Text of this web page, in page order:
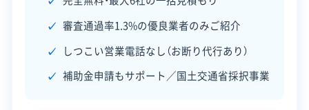
安全対
ク管理
違反歴なし 現場清掃
顧客対
建物構造 木造
対応業務 産業廃棄物収集運搬業
審査通過率1.3%の優良業者のみご紹介
しつこい営業電話なし（お断り代行あり）
補助金申請もサポート／国土交通省採択事業